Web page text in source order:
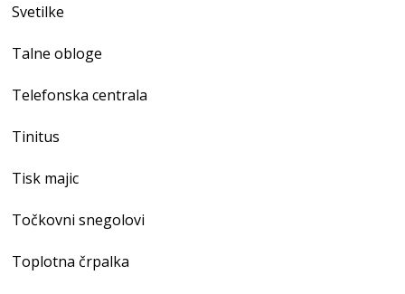
Svetilke
Talne obloge
Telefonska centrala
Tinitus
Tisk majic
Točkovni snegolovi
Toplotna črpalka